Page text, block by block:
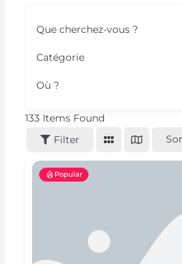
Que cherchez-vous ?
Catégorie
Où ?
133 Items Found
Filter
Popular